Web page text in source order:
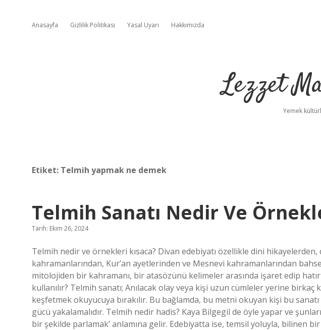
Anasayfa Gizlilik Politikası Yasal Uyarı Hakkımızda
Lezzet
Yemek
Etiket: Telmih yapmak ne demek
Telmih Sanatı Nedir Ve
Tarih: Ekim 26, 2024
Telmih nedir ve örnekleri kısaca? Divan edebiyatı özellikle dini
kahramanlarından, Kur’an ayetlerinden ve Mesnevi kahramanlarından
mitolojiden bir kahramanı, bir atasözünü kelimeler arasında işaret edip
kullanılır? Telmih sanatı; Anılacak olay veya kişi uzun cümleler yerine birkaç
keşfetmek okuyucuya bırakılır. Bu bağlamda, bu metni okuyan kişi bu
gücü yakalamalıdır. Telmih nedir hadis? Kaya Bilgegil de öyle yapar ve
bir şekilde parlamak’ anlamına gelir. Edebiyatta ise, temsil yoluyla, bilinen